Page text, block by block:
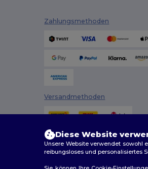
Zahlungsmethoden
Versandmethoden
Diese Website
Unsere Website verwendet sowohl
reibungsloses und personalisiertes